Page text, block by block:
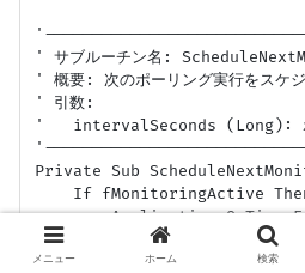
メニュー ホーム 検索